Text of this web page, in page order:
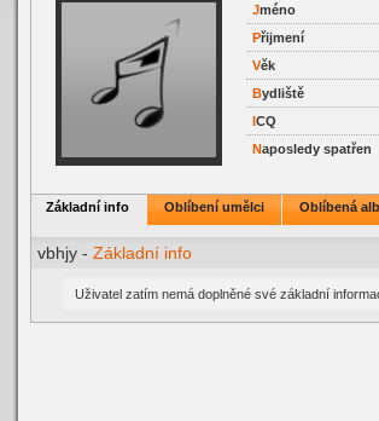
Jméno
Přijmení
Věk
Bydliště
ICQ
Naposledy spatřen
Základní info Oblíbení umělci Oblíbená
vbhjy - Základní info
Uživatel zatím nemá doplněné své základní